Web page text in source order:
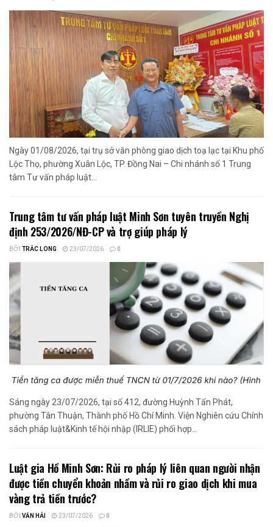
Ngày 01/08/2026, tại trụ sở văn phòng giao dịch toạ lạc tại Khu phố
Lộc Thọ, phường Xuân Lộc, TP. Đồng Nai – Chi nhánh số 1 Trung
tâm Tư vấn pháp luật...
Trung tâm tư vấn pháp luật Minh Sơn tuyên truyền Nghị
định 253/2026/NĐ-CP và trợ giúp pháp lý
BỞI TRẮC LONG 23/07/2026 0
Sáng ngày 23/07/2026, tại số 412, đường Huỳnh Tấn Phát,
phường Tân Thuận, Thành phố Hồ Chí Minh. Viện Nghiên cứu Chính
sách pháp luật&Kinh tế hội nhập (IRLIE) phối hợp...
Luật gia Hồ Minh Sơn: Rủi ro pháp lý liên quan người nhận
được tiền chuyển khoản nhầm và rủi ro giao dịch khi mua
vàng trả tiền trước?
BỞI VĂN HẢI 23/07/2026 0